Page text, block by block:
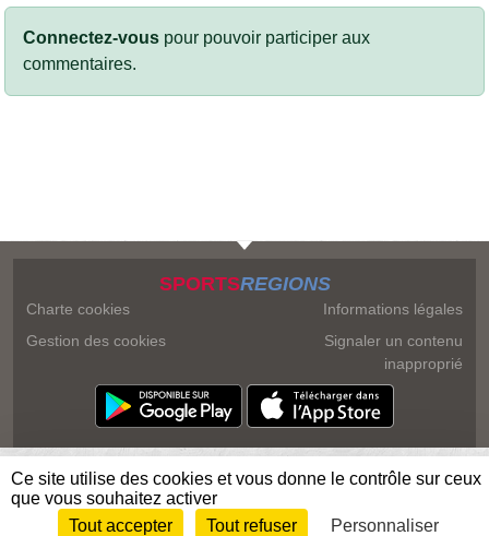
Connectez-vous pour pouvoir participer aux
commentaires.
SPORTSREGIONS
Charte cookies
Gestion des cookies
Informations légales
Signaler un contenu
inapproprié
Envie de participer ? Connexion
Ce site utilise des cookies et vous donne le contrôle sur ceux
que vous souhaitez activer
Tout accepter
Tout refuser Personnaliser